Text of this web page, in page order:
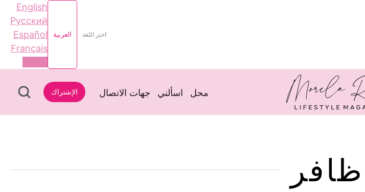
اختر اللغة العربية
English
Русский
Español
Français
محل اسألني جهات الاتصال الإشتراك